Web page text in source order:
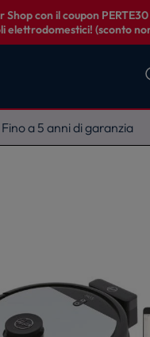
Shop con il coupon
elettrodomestici! (sconto
Fino a 5 anni di garanzia